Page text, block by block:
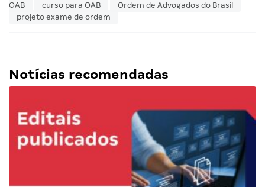
OAB
curso para OAB
Ordem de Advogados do Brasil
projeto exame de ordem
Notícias recomendadas